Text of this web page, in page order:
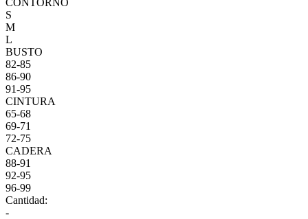
S
M
L
BUSTO
82-85
86-90
91-95
CINTURA
65-68
69-71
72-75
CADERA
88-91
92-95
96-99
Cantidad:
-